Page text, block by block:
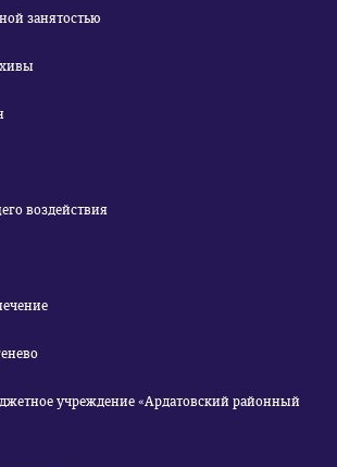
занятостью
воздействия
«Ардатовский районный